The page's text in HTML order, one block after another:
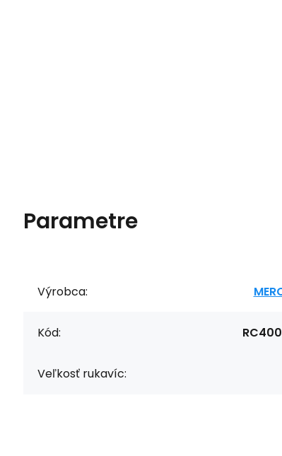
Parametre
Výrobca:
Kód:
Veľkosť rukavíc: